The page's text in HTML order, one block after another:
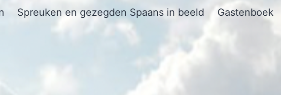
Spreuken en gezegden Spaans in beeld Gastenboek